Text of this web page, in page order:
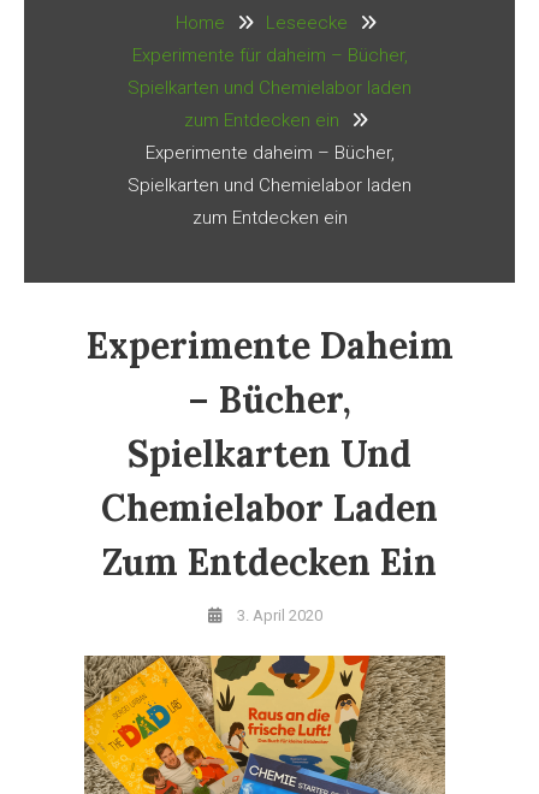
Home
Leseecke
Experimente für daheim – Bücher,
Spielkarten und Chemielabor laden
zum Entdecken ein
Experimente daheim – Bücher,
Spielkarten und Chemielabor laden
zum Entdecken ein
Experimente Daheim
– Bücher,
Spielkarten Und
Chemielabor Laden
Zum Entdecken Ein
3. April 2020